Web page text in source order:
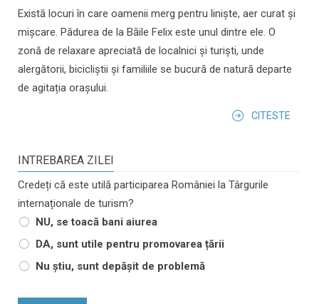
Există locuri în care oamenii merg pentru liniște, aer curat și
mișcare. Pădurea de la Băile Felix este unul dintre ele. O
zonă de relaxare apreciată de localnici și turiști, unde
alergătorii, bicicliștii și familiile se bucură de natură departe
de agitația orașului.
CITESTE
INTREBAREA ZILEI
Credeți că este utilă participarea României la Târgurile
internaționale de turism?
NU, se toacă bani aiurea
DA, sunt utile pentru promovarea țării
Nu știu, sunt depășit de problemă